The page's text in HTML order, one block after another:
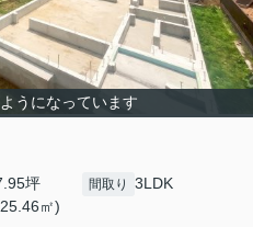
うになっています
坪
㎡)
間取り 3LDK